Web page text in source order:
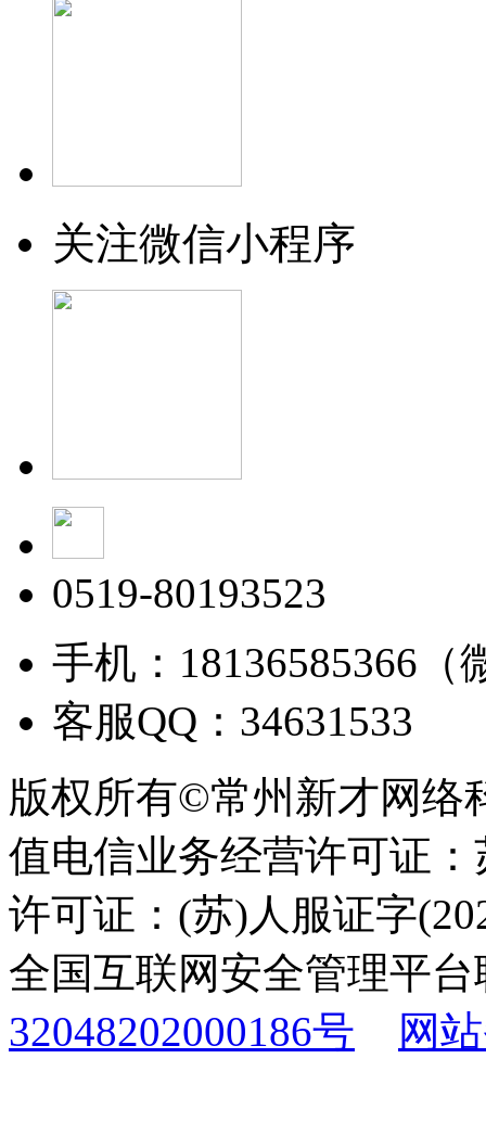
关注微信小程序
0519-80193523
手机：18136585366（
客服QQ：34631533
版权所有©常州新才网络
值电信业务经营许可证
许可证：(苏)人服证字
全国互联网安全管理平
32048202000186号
网